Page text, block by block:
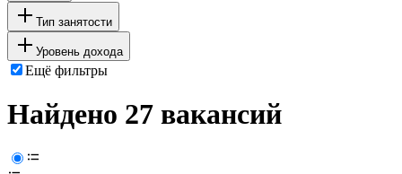
Тип занятости
Уровень дохода
Ещё фильтры
Найдено 27 вакансий